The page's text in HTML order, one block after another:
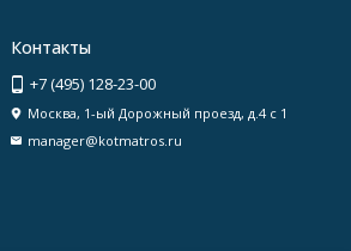
Контакты
+7 (495) 128-23-00
Москва, 1-ый Дорожный проезд, д.4 с 1
manager@kotmatros.ru